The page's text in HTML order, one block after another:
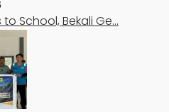
to School, Bekali Ge…